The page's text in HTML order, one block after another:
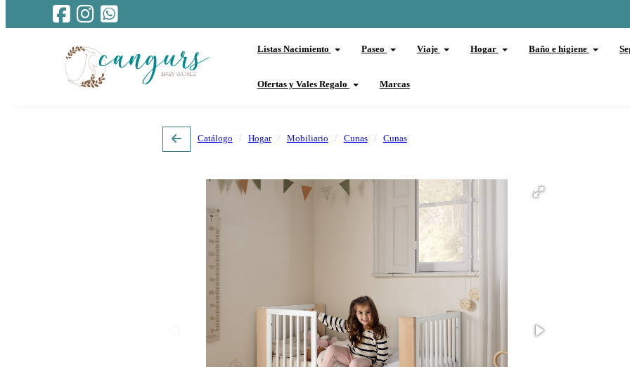
Listas Nacimiento Paseo Viaje Hogar Baño e higiene
Ofertas y Vales Regalo Marcas
Catálogo Hogar Mobiliario Cunas Cunas